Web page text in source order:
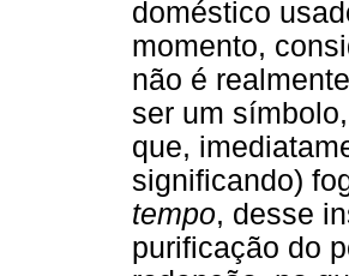
doméstico
momento,
não é
ser um
que,
significando)
tempo, desse
purificação do